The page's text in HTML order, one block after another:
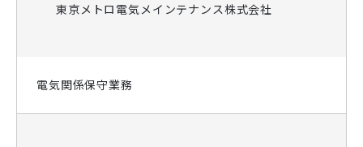
東京メトロ電気メインテナンス株式会社
電気関係保守業務